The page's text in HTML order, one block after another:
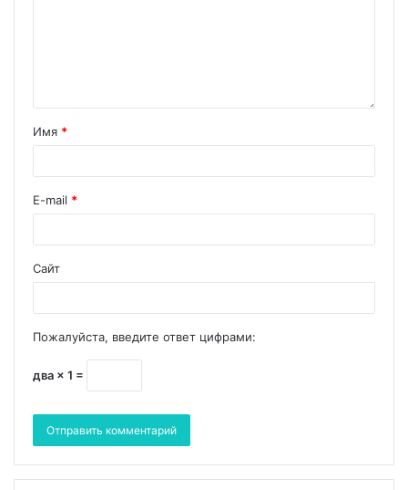
Имя *
E-mail *
Сайт
Пожалуйста, введите ответ цифрами:
два × 1 =